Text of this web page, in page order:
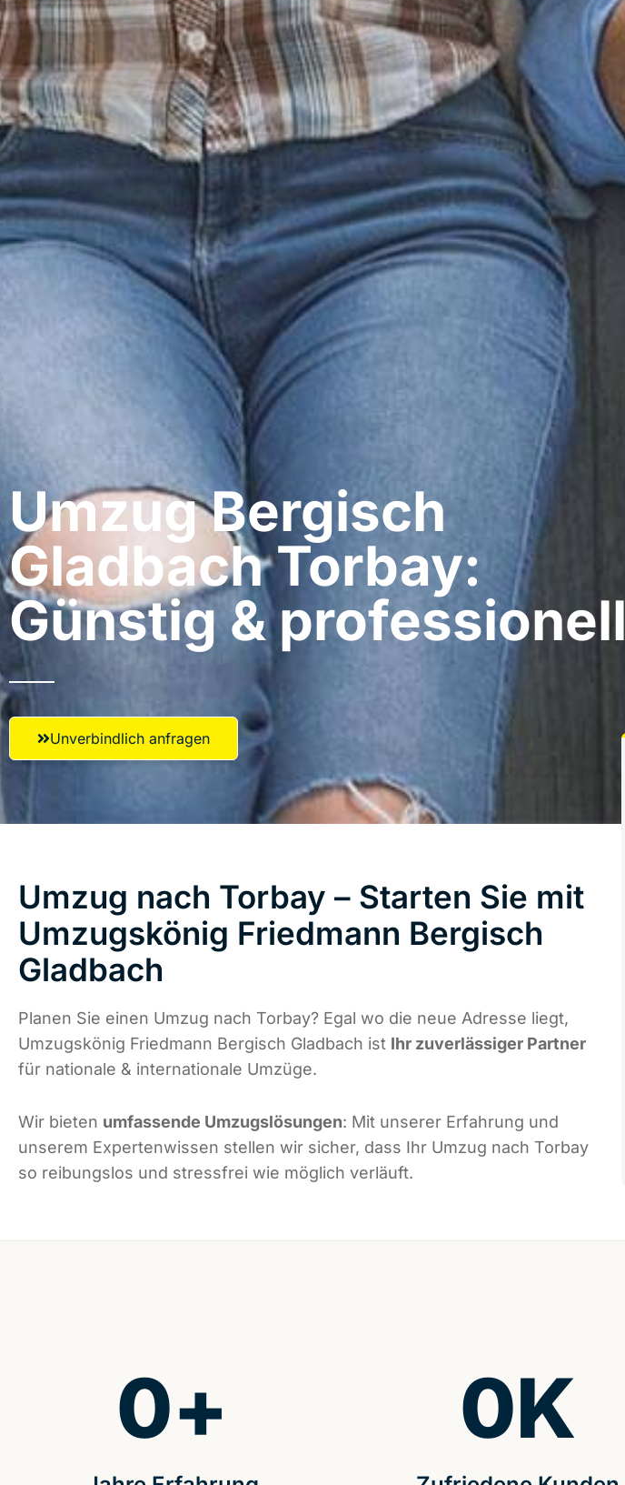
Umzug Bergisch
Gladbach​ Torbay:
Günstig & professionell​
Unverbindlich anfragen
Umzug nach Torbay – Starten Sie mit
Umzugskönig Friedmann Bergisch
Gladbach
Planen Sie einen Umzug nach Torbay? Egal wo die neue Adresse liegt,
Umzugskönig Friedmann Bergisch Gladbach ist Ihr zuverlässiger Partner
für nationale & internationale Umzüge.
Wir bieten umfassende Umzugslösungen: Mit unserer Erfahrung und
unserem Expertenwissen stellen wir sicher, dass Ihr Umzug nach Torbay
so reibungslos und stressfrei wie möglich verläuft.
0+ 0K